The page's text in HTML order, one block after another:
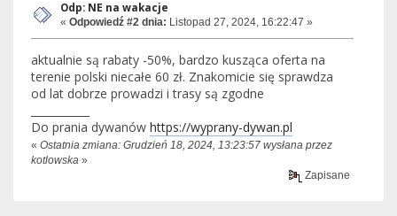
Odp: NE na wakacje
« Odpowiedź #2 dnia: Listopad 27, 2024, 16:22:47 »
aktualnie są rabaty -50%, bardzo kusząca oferta na
terenie polski niecałe 60 zł. Znakomicie się sprawdza
od lat dobrze prowadzi i trasy są zgodne
Do prania dywanów https://wyprany-dywan.pl
« Ostatnia zmiana: Grudzień 18, 2024, 13:23:57 wysłana przez
kotlowska »
Zapisane